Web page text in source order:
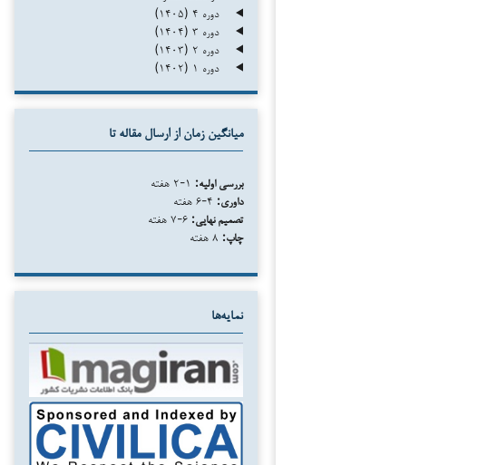
دوره ۴ (۱۴۰۵)
دوره ۳ (۱۴۰۴)
دوره ۲ (۱۴۰۳)
دوره ۱ (۱۴۰۲)
میانگین زمان از ارسال مقاله تا
بررسی اولیه:
داوری:
تصمیم نهایی:
چاپ:
نمایه‌ها